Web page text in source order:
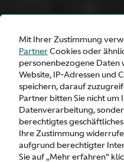
Mit Ihrer Zustimmung
PartnerCookies oder
personenbezogene Daten
Website, IP-Adressen und
speichern, darauf
Partner bitten Sie nicht um
Datenverarbeitung,
berechtigtes
Ihre Zustimmung
aufgrund berechtigter
Sie auf „Mehr erfahren"
Vantage